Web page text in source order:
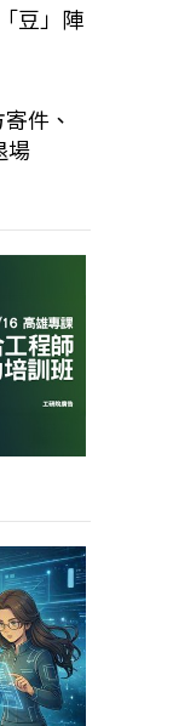
豆」陣
件、
場